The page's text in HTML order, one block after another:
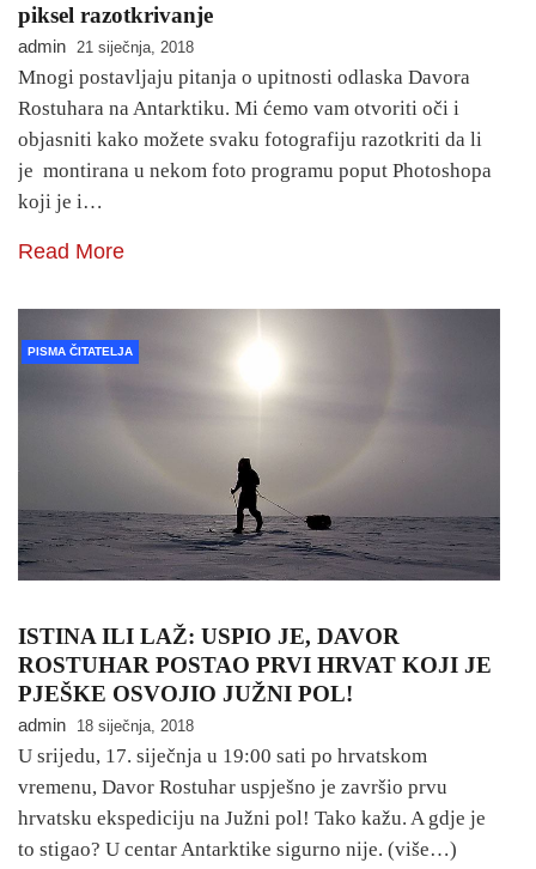
piksel razotkrivanje
admin 21 siječnja, 2018
Mnogi postavljaju pitanja o upitnosti odlaska Davora
Rostuhara na Antarktiku. Mi ćemo vam otvoriti oči i
objasniti kako možete svaku fotografiju razotkriti da li
je montirana u nekom foto programu poput Photoshopa
koji je i…
Read More
PISMA ČITATELJA
ISTINA ILI LAŽ: USPIO JE, DAVOR
ROSTUHAR POSTAO PRVI HRVAT KOJI JE
PJEŠKE OSVOJIO JUŽNI POL!
admin 18 siječnja, 2018
U srijedu, 17. siječnja u 19:00 sati po hrvatskom
vremenu, Davor Rostuhar uspješno je završio prvu
hrvatsku ekspediciju na Južni pol! Tako kažu. A gdje je
to stigao? U centar Antarktike sigurno nije. (više…)